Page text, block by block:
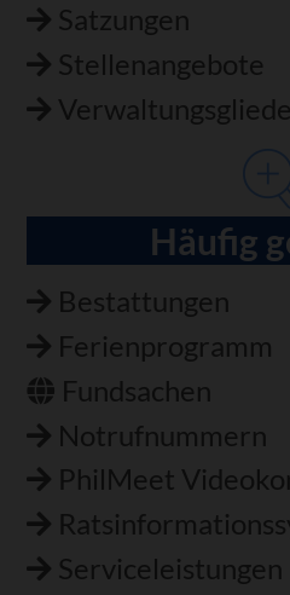
Satzungen
Stellenangebote
Häufig
Bestattungen
Ferienprogramm
Fundsachen
Notrufnummern
PhilMeet
Serviceleistungen